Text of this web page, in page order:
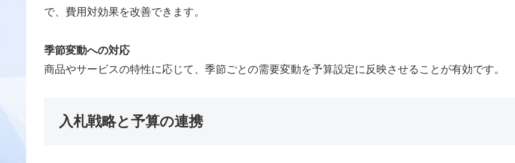
で、費用対効果を改善できます。
季節変動への対応
商品やサービスの特性に応じて、季節ごとの需要変動を予算設定に反映させることが有効です。
入札戦略と予算の連携